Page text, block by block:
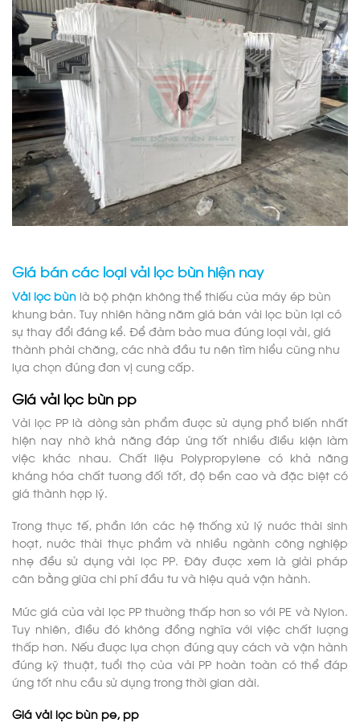
Giá bán các loại vải lọc bùn hiện nay
Vải lọc bùn là bộ phận không thể thiếu của máy ép bùn
khung bản. Tuy nhiên hàng năm giá bán vải lọc bùn lại có
sự thay đổi đáng kể. Để đảm bảo mua đúng loại vải, giá
thành phải chăng, các nhà đầu tư nên tìm hiểu cũng như
lựa chọn đúng đơn vị cung cấp.
Giá vải lọc bùn pp
Vải lọc PP là dòng sản phẩm được sử dụng phổ biến nhất
hiện nay nhờ khả năng đáp ứng tốt nhiều điều kiện làm
việc khác nhau. Chất liệu Polypropylene có khả năng
kháng hóa chất tương đối tốt, độ bền cao và đặc biệt có
giá thành hợp lý.
Trong thực tế, phần lớn các hệ thống xử lý nước thải sinh
hoạt, nước thải thực phẩm và nhiều ngành công nghiệp
nhẹ đều sử dụng vải lọc PP. Đây được xem là giải pháp
cân bằng giữa chi phí đầu tư và hiệu quả vận hành.
Mức giá của vải lọc PP thường thấp hơn so với PE và Nylon.
Tuy nhiên, điều đó không đồng nghĩa với việc chất lượng
thấp hơn. Nếu được lựa chọn đúng quy cách và vận hành
đúng kỹ thuật, tuổi thọ của vải PP hoàn toàn có thể đáp
ứng tốt nhu cầu sử dụng trong thời gian dài.
Giá vải lọc bùn pe, pp